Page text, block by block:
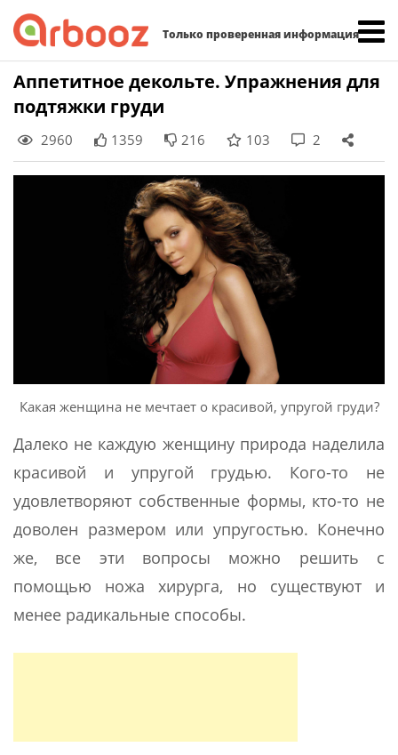
Только проверенная информация
Skip
content
Аппетитное декольте. Упражнения для
подтяжки груди
2960 1359 216 103 2
Какая женщина не мечтает о красивой, упругой груди?
Далеко не каждую женщину природа наделила
красивой и упругой грудью. Кого-то не
удовлетворяют собственные формы, кто-то не
доволен размером или упругостью. Конечно
же, все эти вопросы можно решить с
помощью ножа хирурга, но существуют и
менее радикальные способы.
Найти: